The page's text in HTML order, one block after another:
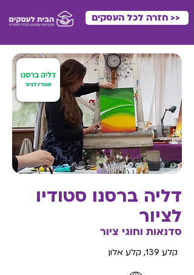
<< חזרה לכל העסקים
דליה ברסנו סטודיו
לציור
סדנאות וחוגי ציור
קלע 139, קלע אלון